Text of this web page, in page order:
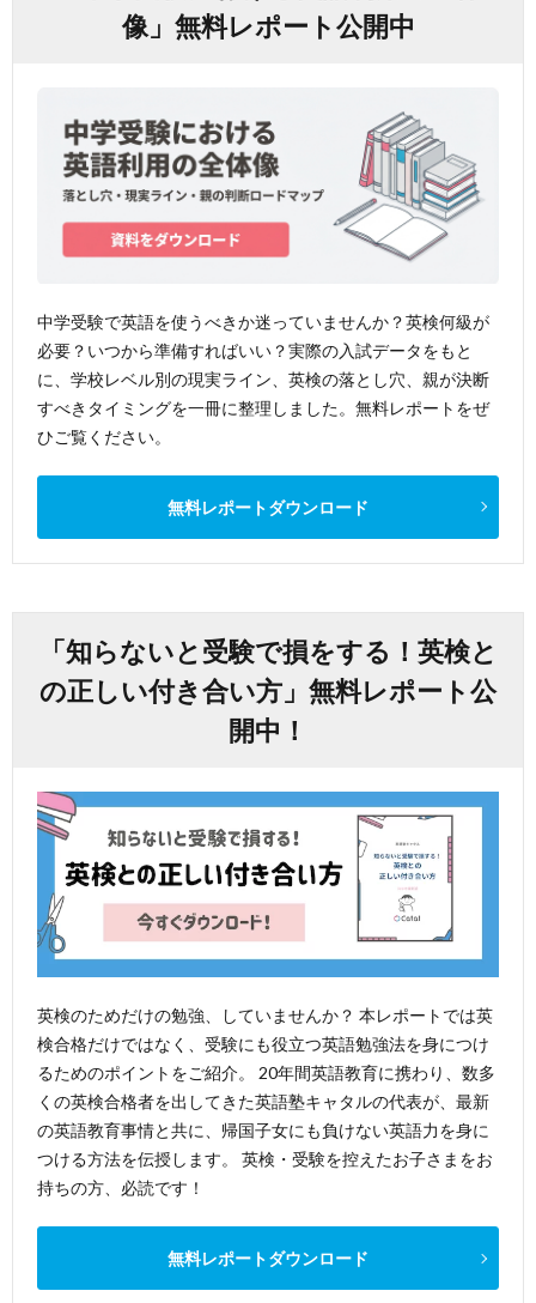
像」無料レポート公開中
中学受験で英語を使うべきか迷っていませんか？英検何級が
必要？いつから準備すればいい？実際の入試データをもと
に、学校レベル別の現実ライン、英検の落とし穴、親が決断
すべきタイミングを一冊に整理しました。無料レポートをぜ
ひご覧ください。
無料レポートダウンロード
「知らないと受験で損をする！英検と
の正しい付き合い方」無料レポート公
開中！
英検のためだけの勉強、していませんか？ 本レポートでは英
検合格だけではなく、受験にも役立つ英語勉強法を身につけ
るためのポイントをご紹介。 20年間英語教育に携わり、数多
くの英検合格者を出してきた英語塾キャタルの代表が、最新
の英語教育事情と共に、帰国子女にも負けない英語力を身に
つける方法を伝授します。 英検・受験を控えたお子さまをお
持ちの方、必読です！
無料レポートダウンロード